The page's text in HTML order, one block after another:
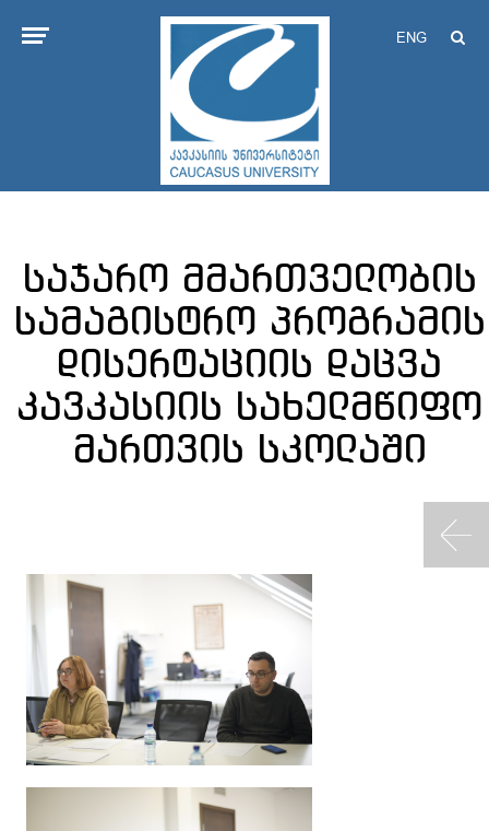
ENG
საჯარო მმართველობის
სამაგისტრო პროგრამის
დისერტაციის დაცვა
კავკასიის სახელმწიფო
მართვის სკოლაში